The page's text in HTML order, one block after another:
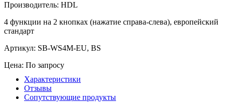
Производитель: HDL
4 функции на 2 кнопках (нажатие справа-слева), европейский
стандарт
Артикул: SB-WS4M-EU, BS
Цена: По запросу
Характеристики
Отзывы
Сопутствующие продукты